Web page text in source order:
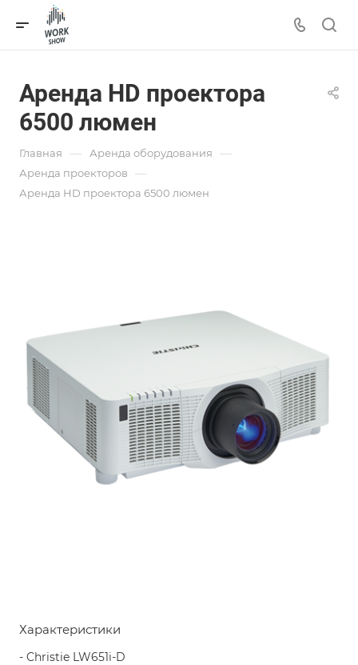
Аренда HD проектора
6500 люмен
Главная — Аренда оборудования —
Аренда проекторов —
Аренда HD проектора 6500 люмен
Характеристики
- Christie LW651i-D